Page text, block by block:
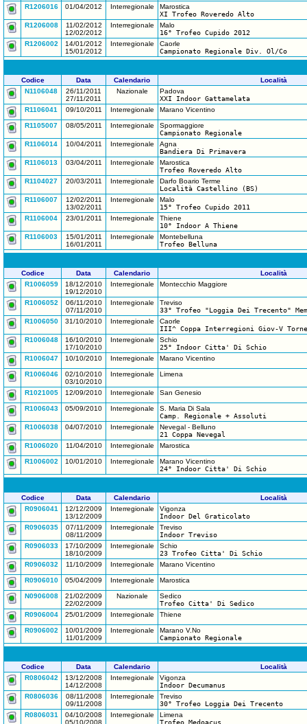
R1206016 01/04/2012 Interregionale
Marostica
XI Trofeo Roveredo Alto
R1206008
11/02/2012
12/02/2012
Interregionale
Malo
16° Trofeo Cupido 2012
R1206002
14/01/2012
15/01/2012
Interregionale
Caorle
Campionato Regionale Div. Ol/Co
Codice Data Calendario
Località
N1106048
26/11/2011
27/11/2011
Nazionale
Padova
XXI Indoor Gattamelata
R1106041
09/10/2011 Interregionale Marano Vicentino
R1105007 08/05/2011 Interregionale
Spormaggiore
Campionato Regionale
R1106014
10/04/2011 Interregionale
Agna
Bandiera Di Primavera
R1106013
03/04/2011 Interregionale
Marostica
Trofeo Roveredo Alto
R1104027
20/03/2011 Interregionale
Darfo Boario Terme
Località Castellino (BS)
R1106007
12/02/2011
13/02/2011
Interregionale
Malo
15° Trofeo Cupido 2011
R1106004
23/01/2011 Interregionale
Thiene
10° Indoor A Thiene
R1106003
15/01/2011
16/01/2011
Interregionale
Montebelluna
Trofeo Belluna
Codice Data Calendario
Località
R1006059
18/12/2010
19/12/2010
Interregionale Montecchio Maggiore
R1006052
06/11/2010
07/11/2010
Interregionale
Treviso
33° Trofeo "Loggia Dei Trecento"
R1006050
31/10/2010 Interregionale
Caorle
III^ Coppa Interregioni Giov-V
R1006048
16/10/2010
17/10/2010
Interregionale
Schio
25° Indoor Citta' Di Schio
R1006047
10/10/2010 Interregionale Marano Vicentino
R1006046
02/10/2010
03/10/2010
Interregionale Limena
R1021005 12/09/2010 Interregionale San Genesio
R1006043 05/09/2010 Interregionale
S. Maria Di Sala
Camp. Regionale + Assoluti
R1006038
04/07/2010 Interregionale
Nevegal - Belluno
21 Coppa Nevegal
R1006020
11/04/2010 Interregionale Marostica
R1006002 10/01/2010 Interregionale
Marano Vicentino
24° Indoor Citta' Di Schio
Codice Data Calendario
Località
R0906041
12/12/2009
13/12/2009
Interregionale
Vigonza
Indoor Del Graticolato
R0906035
07/11/2009
08/11/2009
Interregionale
Treviso
Indoor Treviso
R0906033
17/10/2009
18/10/2009
Interregionale
Schio
23 Trofeo Citta' Di Schio
R0906032
11/10/2009 Interregionale Marano Vicentino
R0906010 05/04/2009 Interregionale Marostica
N0906008
21/02/2009
22/02/2009
Nazionale
Sedico
Trofeo Citta' Di Sedico
R0906004
25/01/2009 Interregionale Thiene
R0906002
10/01/2009
11/01/2009
Interregionale
Marano V.No
Campionato Regionale
Codice Data Calendario
Località
R0806042
13/12/2008
14/12/2008
Interregionale
Vigonza
Indoor Decumanus
R0806036
08/11/2008
09/11/2008
Interregionale
Treviso
30° Trofeo Loggia Dei Trecento
R0806031
04/10/2008
05/10/2008
Interregionale
Limena
Trofeo Medoacus